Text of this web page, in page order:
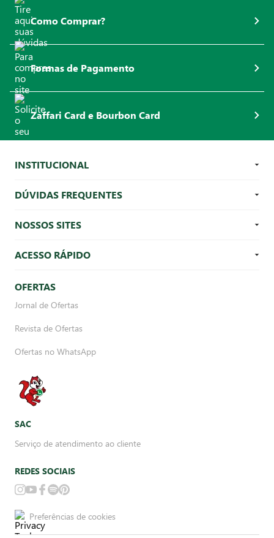
Como Comprar?
Formas de Pagamento
Zaffari Card e Bourbon Card
INSTITUCIONAL
DÚVIDAS FREQUENTES
NOSSOS SITES
ACESSO RÁPIDO
OFERTAS
Jornal de Ofertas
Revista de Ofertas
Ofertas no WhatsApp
SAC
Serviço de atendimento ao cliente
REDES SOCIAIS
Preferências de cookies